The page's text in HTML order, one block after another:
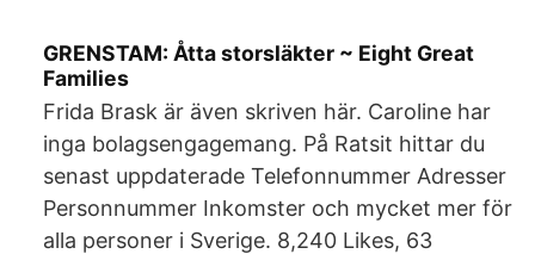
GRENSTAM: Åtta storsläkter ~ Eight Great
Families
Frida Brask är även skriven här. Caroline har
inga bolagsengagemang. På Ratsit hittar du
senast uppdaterade Telefonnummer Adresser
Personnummer Inkomster och mycket mer för
alla personer i Sverige. 8,240 Likes, 63